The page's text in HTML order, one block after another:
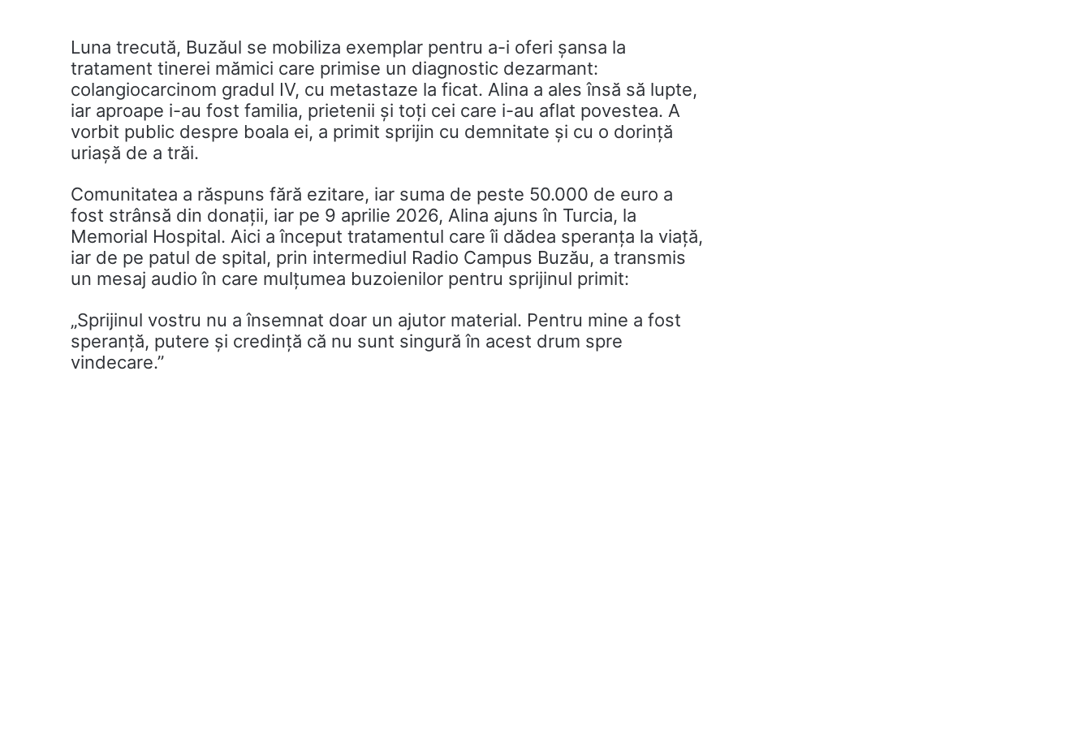
Luna trecută, Buzăul se mobiliza exemplar pentru a-i oferi șansa la
tratament tinerei mămici care primise un diagnostic dezarmant:
colangiocarcinom gradul IV, cu metastaze la ficat. Alina a ales însă să lupte,
iar aproape i-au fost familia, prietenii și toți cei care i-au aflat povestea. A
vorbit public despre boala ei, a primit sprijin cu demnitate și cu o dorință
uriașă de a trăi.
Comunitatea a răspuns fără ezitare, iar suma de peste 50.000 de euro a
fost strânsă din donații, iar pe 9 aprilie 2026, Alina ajuns în Turcia, la
Memorial Hospital. Aici a început tratamentul care îi dădea speranța la viață,
iar de pe patul de spital, prin intermediul Radio Campus Buzău, a transmis
un mesaj audio în care mulțumea buzoienilor pentru sprijinul primit:
„Sprijinul vostru nu a însemnat doar un ajutor material. Pentru mine a fost
speranță, putere și credință că nu sunt singură în acest drum spre
vindecare.”